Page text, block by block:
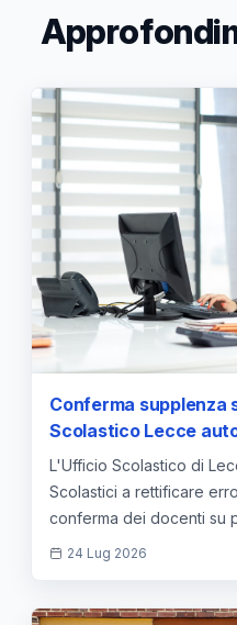
Conferma supplenza
Scolastico Lecce
Dirigenti Scolastici
L'Ufficio Scolastico di
Scolastici a rettificare
conferma dei docenti su
2026/2027.
24 Lug 2026